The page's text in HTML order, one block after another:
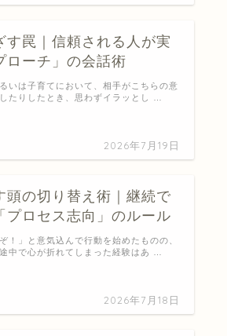
す罠｜信頼される人が実
ローチ」の会話術
2026年7月19日
いは子育てにおいて、相手がこちらの意
たりしたとき、思わずイラッとし …
頭の切り替え術｜継続で
プロセス志向」のルール
2026年7月18日
！」と意気込んで行動を始めたものの、
中で心が折れてしまった経験はあ …